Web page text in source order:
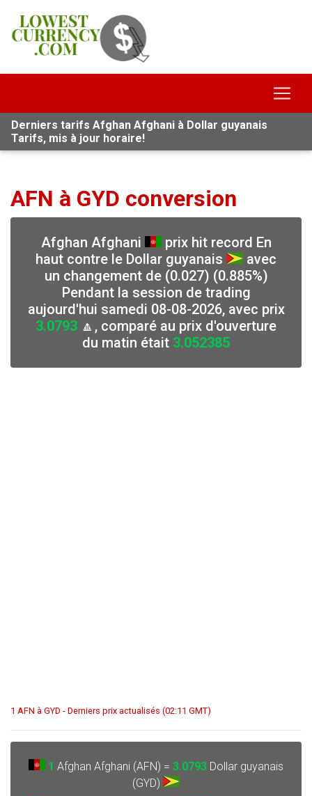
Derniers tarifs Afghan Afghani à Dollar guyanais
Tarifs, mis à jour horaire!
AFN à GYD conversion
Afghan Afghani
prix hit record En
haut contre le Dollar guyanais
avec
un changement de (0.027) (0.885%)
Pendant la session de trading
aujourd'hui samedi 08-08-2026, avec prix
3.0793 🔼, comparé au prix d'ouverture
du matin était 3.052385
1 AFN à GYD - Derniers prix actualisés (02:11 GMT)
1 Afghan Afghani (AFN) = 3.0793 Dollar guyanais
(GYD)